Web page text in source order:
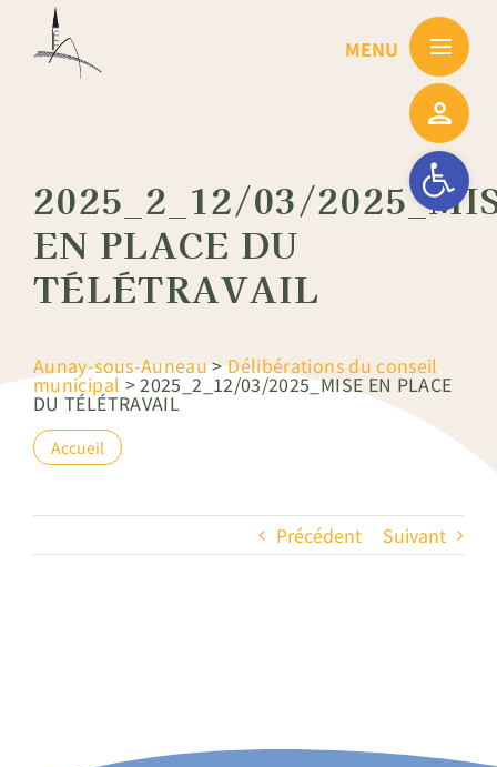
Ouvrir la
2025_2_12/03/
EN PLACE DU
TÉLÉTRAVAIL
Aunay-sous-Auneau>Délibérations du conseil
municipal >2025_2_12/03/2025_MISE EN PLACE
DU TÉLÉTRAVAIL
Accueil
Précédent Suivant